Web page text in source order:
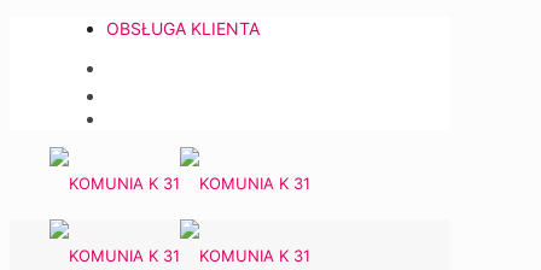
OBSŁUGA KLIENTA